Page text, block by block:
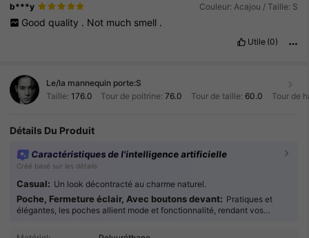
b***y Couleur: Acajou / Taille: S
Good quality . Not much smell .
Utile (0)
Le/la mannequin porte:S
Taille: 176.0 Tour de poitrine:76.0 Tour de taille: 60.0 Tour de
Détails Du Produit
Caractéristiques de l'intelligence artificielle
Créé basé sur les détails
Casual: Un look décontracté au charme naturel.
Poche, Fermeture éclair, Avec boutons devant: Pratiques et
élégantes, les poches allient mode et fonctionnalité, rendant vos